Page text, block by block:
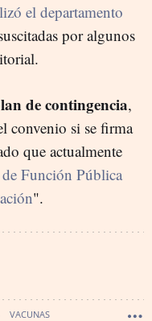
el departamento
por algunos
de contingencia,
convenio si se firma
que actualmente
Función Pública
".
VACUNAS